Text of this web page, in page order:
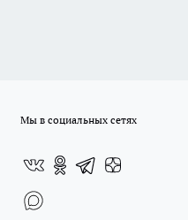
Мы в социальных сетях